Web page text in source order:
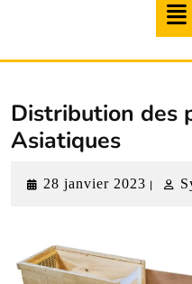
Distribution des
Asiatiques
28 janvier 2023 28
|